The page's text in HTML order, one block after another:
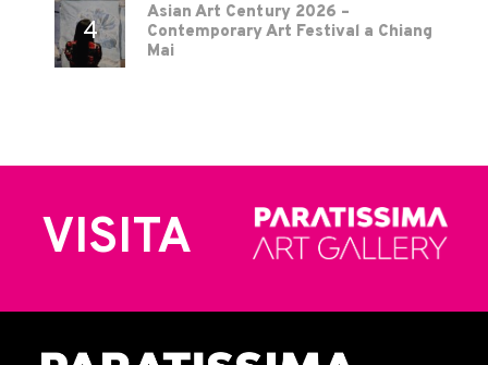
Asian Art Century 2026 –
Contemporary Art Festival a Chiang
Mai
VISITA